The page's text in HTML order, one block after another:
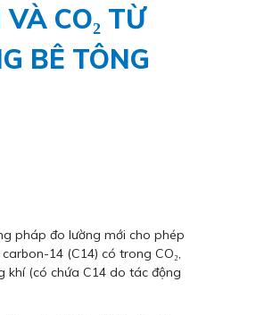
CO₂ TỪ
BÊ TÔNG
pháp đo lường mới cho phép
14 (C14) có trong CO₂,
khí (có chứa C14 do tác động